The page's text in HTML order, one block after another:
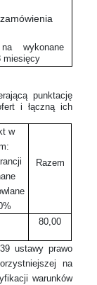
wykonane
miesięcy
punktację
i łączną ich
w
Razem
80,00
ustawy prawo
na
warunków